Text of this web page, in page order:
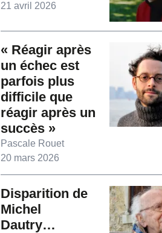
21 avril 2026
« Réagir après
un échec est
parfois plus
difficile que
réagir après un
succès »
Pascale Rouet
20 mars 2026
Disparition de
Michel
Dautry…